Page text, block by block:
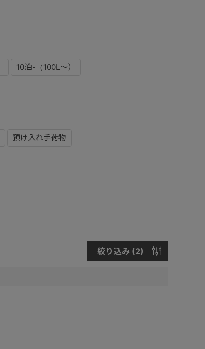
10泊-（100L～）
預け入れ手荷物
絞り込み (2)